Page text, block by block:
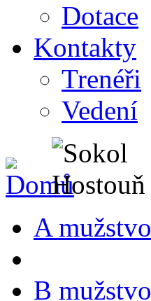
Dotace
Kontakty
Trenéři
Vedení
A mužstvo
B mužstvo